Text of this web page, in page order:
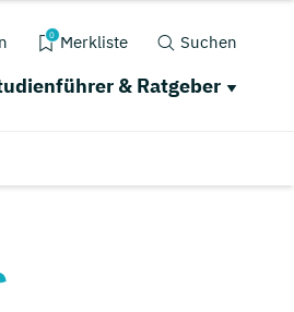
0 Merkliste Suchen
& Ratgeber